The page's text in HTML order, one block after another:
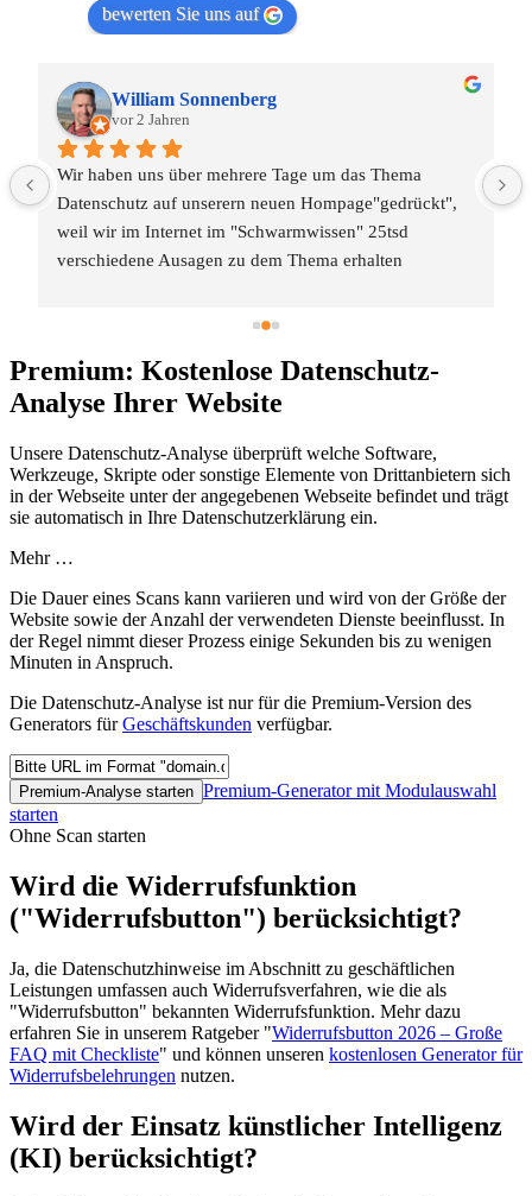
bewerten Sie uns auf
William Sonnenberg
vor 2 Jahren
Wir haben uns über mehrere Tage um das Thema
Datenschutz auf unserern neuen Hompage"gedrückt",
weil wir im Internet im "Schwarmwissen" 25tsd
verschiedene Ausagen zu dem Thema erhalten
Thema in 30 Minuten verstanden und uns eine passende
Dankeschön an Dr. Thomas Schwenke !!!!
Premium: Kostenlose Datenschutz-
Analyse Ihrer Website
Unsere Datenschutz-Analyse überprüft welche Software,
Werkzeuge, Skripte oder sonstige Elemente von Drittanbietern sich
in der Webseite unter der angegebenen Webseite befindet und trägt
sie automatisch in Ihre Datenschutzerklärung ein.
Mehr …
Die Dauer eines Scans kann variieren und wird von der Größe der
Website sowie der Anzahl der verwendeten Dienste beeinflusst. In
der Regel nimmt dieser Prozess einige Sekunden bis zu wenigen
Minuten in Anspruch.
Die Datenschutz-Analyse ist nur für die Premium-Version des
Generators fürGeschäftskunden verfügbar.
Premium-Analyse starten Premium-Generator mit Modulauswahl
starten
Ohne Scan starten
Wird die Widerrufsfunktion
("Widerrufsbutton") berücksichtigt?
Ja, die Datenschutzhinweise im Abschnitt zu geschäftlichen
Leistungen umfassen auch Widerrufsverfahren, wie die als
"Widerrufsbutton" bekannten Widerrufsfunktion. Mehr dazu
erfahren Sie in unserem Ratgeber "Widerrufsbutton 2026 – Große
FAQ mit Checkliste" und können unseren kostenlosen Generator für
Widerrufsbelehrungen nutzen.
Wird der Einsatz künstlicher Intelligenz
(KI) berücksichtigt?